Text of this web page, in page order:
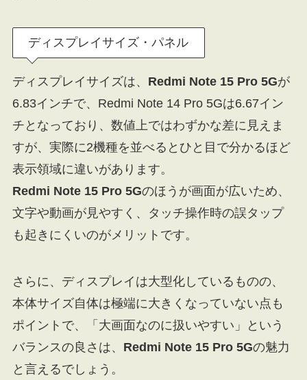
ディスプレイサイズ・パネル
ディスプレイサイズは、 Redmi Note 15 Pro 5Gが
6.83インチで、Redmi Note 14 Pro 5Gは6.67イン
チとなっており、数値上ではわずかな差に見えま
すが、実際に2機種を並べるとひと目で分かるほど
表示領域に違いがあります。
Redmi Note 15 Pro 5Gのほうが画面が広いため、
文字や動画が見やすく、タッチ操作時の誤タップ
も起きにくいのがメリットです。
さらに、ディスプレイは大型化しているものの、
本体サイズ自体は極端に大きくなっていない点も
ポイントで、「大画面なのに扱いやすい」という
バランスの良さは、 Redmi Note 15 Pro 5Gの魅力
と言えるでしょう。